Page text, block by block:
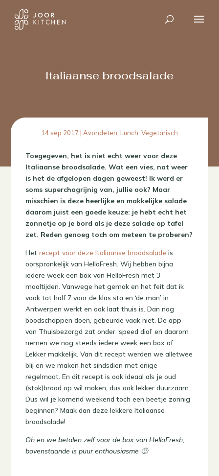
Italiaanse broodsalade
14 sep 2017 | Avondeten Lunch Vegetarisch
Toegegeven, het is niet echt weer voor deze
Italiaanse broodsalade. Wat een vies, nat weer
is het de afgelopen dagen geweest! Ik werd er
soms superchagrijnig van, jullie ook? Maar
misschien is deze heerlijke en makkelijke salade
daarom juist een goede keuze: je hebt echt het
zonnetje op je bord als je deze salade op tafel
zet. Reden genoeg toch om meteen te proberen?
Hetrecept voor deze Italiaanse broodsalade is
oorspronkelijk van HelloFresh. Wij hebben bijna
iedere week een box van HelloFresh met 3
maaltijden. Vanwege het gemak en het feit dat ik
vaak tot half 7 voor de klas sta en ‘de man’ in
Antwerpen werkt en ook laat thuis is. Dan nog
boodschappen doen, gebeurde vaak niet. De app
van Thuisbezorgd zat onder ‘speed dial’ en daarom
nemen we nog steeds iedere week een box af.
Lekker makkelijk. Van dit recept werden we alletwee
blij en we maken het sindsdien met enige
regelmaat. En dit recept is ook ideaal als je oud
(stok)brood op wil maken, dus ook lekker duurzaam.
Dus wil je komend weekend toch een beetje zonnig
beginnen? Maak dan deze lekkere Italiaanse
broodsalade!
Oh en we betalen zelf voor de box van HelloFresh,
bovenstaande is puur enthousiasme 🙂